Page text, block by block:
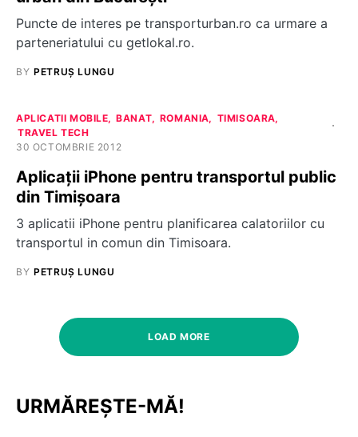
Puncte de interes pe transporturban.ro ca urmare a
parteneriatului cu getlokal.ro.
BY PETRUȘ LUNGU
APLICATII MOBILE BANAT ROMANIA
TIMISOARA
TRAVEL TECH
30 OCTOMBRIE 2012
Aplicații iPhone pentru transportul public
din Timișoara
3 aplicatii iPhone pentru planificarea calatoriilor cu
transportul in comun din Timisoara.
BY PETRUȘ LUNGU
LOAD MORE
URMĂREȘTE-MĂ!